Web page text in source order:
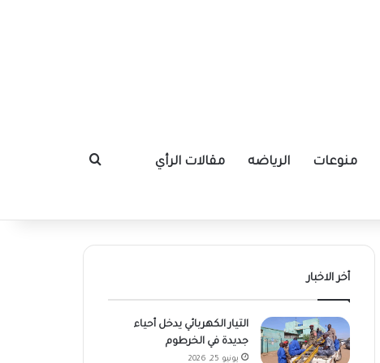
منوعات الرياضه مقالات الرأي بحث عن
أخر الاخبار
التيار الكهربائي يدخل أحياء
جديدة في الخرطوم
يونيو 25, 2026